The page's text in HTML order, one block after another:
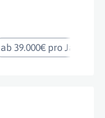
ab 39.000€ pro Jahr